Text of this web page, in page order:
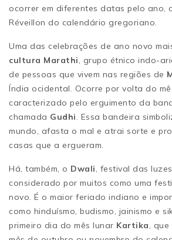
ocorrer em diferentes datas pelo ano,
Réveillon do calendário gregoriano.
Uma das celebrações de ano novo
cultura Marathi, grupo étnico indo-
de pessoas que vivem nas regiões de
Índia ocidental. Ocorre por volta do
caracterizado pelo erguimento da
chamada Gudhi. Essa bandeira
mundo, afasta o mal e atrai sorte e
casas que a ergueram.
Há, também, o Dwali, festival das
considerado por muitos como uma
novo. É o maior feriado indiano e
como hinduísmo, budismo, jainismo e
primeiro dia do mês lunar Kartika,